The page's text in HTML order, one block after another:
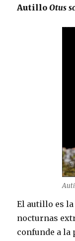
AutilloOtus
El autillo es la
nocturnas
confunde a la